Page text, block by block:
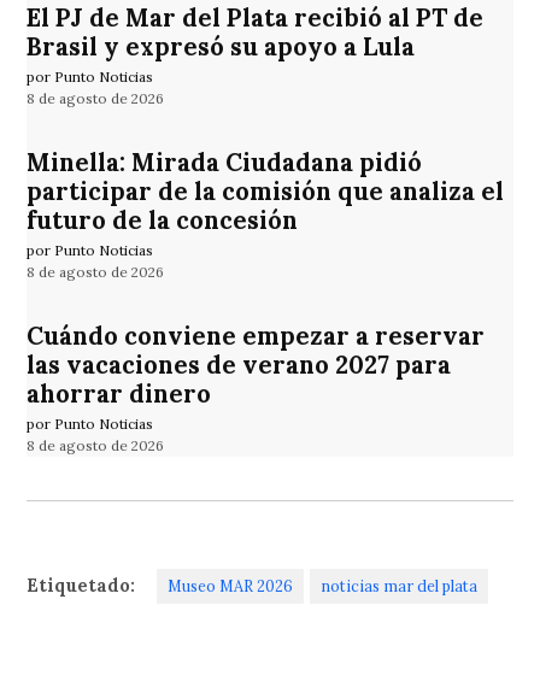
El PJ de Mar del Plata recibió al PT de
Brasil y expresó su apoyo a Lula
por Punto Noticias
8 de agosto de 2026
Minella: Mirada Ciudadana pidió
participar de la comisión que analiza el
futuro de la concesión
por Punto Noticias
8 de agosto de 2026
Cuándo conviene empezar a reservar
las vacaciones de verano 2027 para
ahorrar dinero
por Punto Noticias
8 de agosto de 2026
Etiquetado: Museo MAR 2026 noticias mar del plata